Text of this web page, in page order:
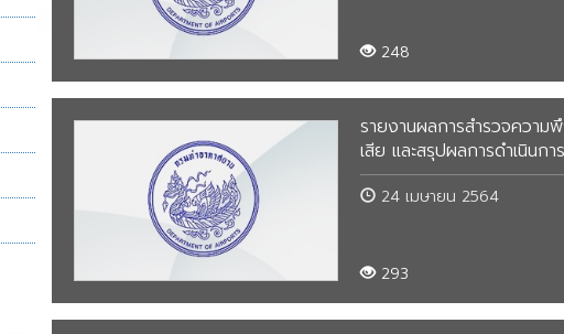
ก
ทุ
ข้
ก
วั
ก
ข้
ทุ
โ
ภ
บ
ข้
ทุ
วั
ทั
ป
ก
โ
ปี 2565
ภ
แ
ก
ข้
ทุ
บทดลองประจำเดือน
กรมท่าอากาศยาน
ปี
กองคลัง
ปี
ปี
ารเงิน
ปีงบประมาณ 2563
ปีงบประมาณ 2562
ปีงบประมาณ 2561
248
รายงานผลการสำรวจความ
เสีย และสรุปผลการดำเนินกา
24 เมษายน 2564
293